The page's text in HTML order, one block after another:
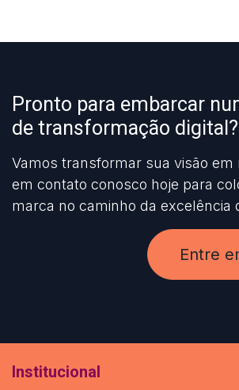
Pronto para embarcar
de transformação digital?
Vamos transformar sua visão em
em contato conosco hoje para
marca no caminho da excelência
Entre
Institucional